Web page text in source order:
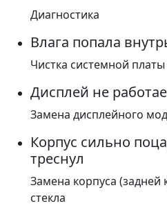
Диагностика
Влага попала
Чистка системной
Дисплей не
Замена дисплейного
Корпус сильно
треснул
Замена корпуса
стекла